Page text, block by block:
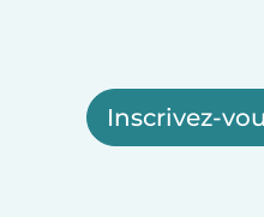
Inscrivez-